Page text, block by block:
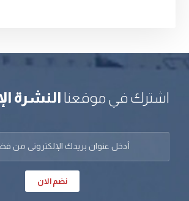
اشترك في موقعنا النشرة
نضم الان